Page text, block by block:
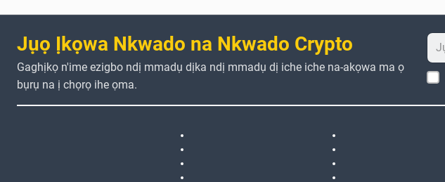
Jụọ Ịkọwa Nkwado na Nkwado Crypto
Gaghịkọ n'ime ezigbo ndị mmadụ dịka ndị mmadụ dị iche iche na-akọwa ma ọ
bụrụ na ị chọrọ ihe ọma.